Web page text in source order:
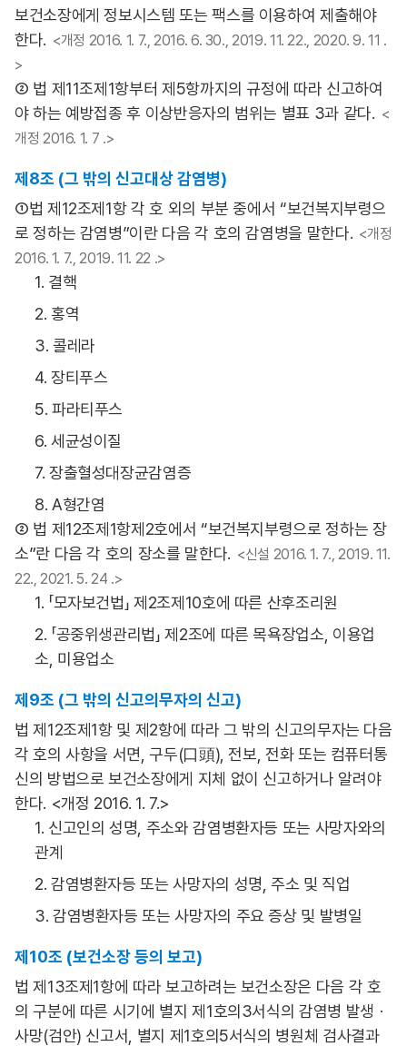
보건소장에게 정보시스템 또는 팩스를 이용하여 제출해야
한다. <개정 2016. 1. 7., 2016. 6. 30., 2019. 11. 22., 2020. 9. 11 .
>
② 법 제11조제1항부터 제5항까지의 규정에 따라 신고하여
야 하는 예방접종 후 이상반응자의 범위는 별표 3과 같다. <
개정 2016. 1. 7 .>
제8조 (그 밖의 신고대상 감염병)
①법 제12조제1항 각 호 외의 부분 중에서 “보건복지부령으
로 정하는 감염병”이란 다음 각 호의 감염병을 말한다. <개정
2016. 1. 7., 2019. 11. 22 .>
1. 결핵
2. 홍역
3. 콜레라
4. 장티푸스
5. 파라티푸스
6. 세균성이질
7. 장출혈성대장균감염증
8. A형간염
② 법 제12조제1항제2호에서 “보건복지부령으로 정하는 장
소”란 다음 각 호의 장소를 말한다. <신설 2016. 1. 7., 2019. 11.
22., 2021. 5. 24 .>
1. 「모자보건법」 제2조제10호에 따른 산후조리원
2. 「공중위생관리법」 제2조에 따른 목욕장업소, 이용업
소, 미용업소
제9조 (그 밖의 신고의무자의 신고)
법 제12조제1항 및 제2항에 따라 그 밖의 신고의무자는 다음
각 호의 사항을 서면, 구두(口頭), 전보, 전화 또는 컴퓨터통
신의 방법으로 보건소장에게 지체 없이 신고하거나 알려야
한다. <개정 2016. 1. 7.>
1. 신고인의 성명, 주소와 감염병환자등 또는 사망자와의
관계
2. 감염병환자등 또는 사망자의 성명, 주소 및 직업
3. 감염병환자등 또는 사망자의 주요 증상 및 발병일
제10조 (보건소장 등의 보고)
법 제13조제1항에 따라 보고하려는 보건소장은 다음 각 호
의 구분에 따른 시기에 별지 제1호의3서식의 감염병 발생ㆍ
사망(검안) 신고서, 별지 제1호의5서식의 병원체 검사결과